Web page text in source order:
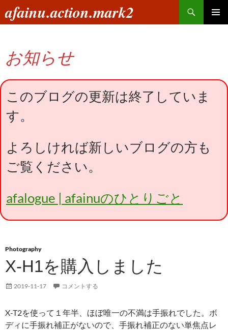
ン
へ
ス
キ
プ
afainu.action.mark2
索
お知らせ
このブログの更新は終了していま
す。
よろしければ新しいブログの方も
ご覧ください。
afalogue | afainuのひとりごと
Photography
X-H1を購入しました
2019-11-17 コメントする
X-T2を使って１年半、ほぼ唯一の不満は手振れでした。ボ
ディに手振れ補正がないので、手振れ補正のない単焦点レ